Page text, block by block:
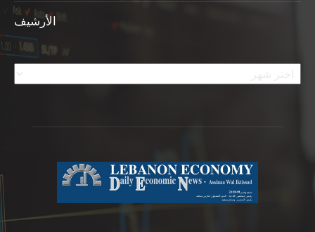
الأرشيف
الأرشيف